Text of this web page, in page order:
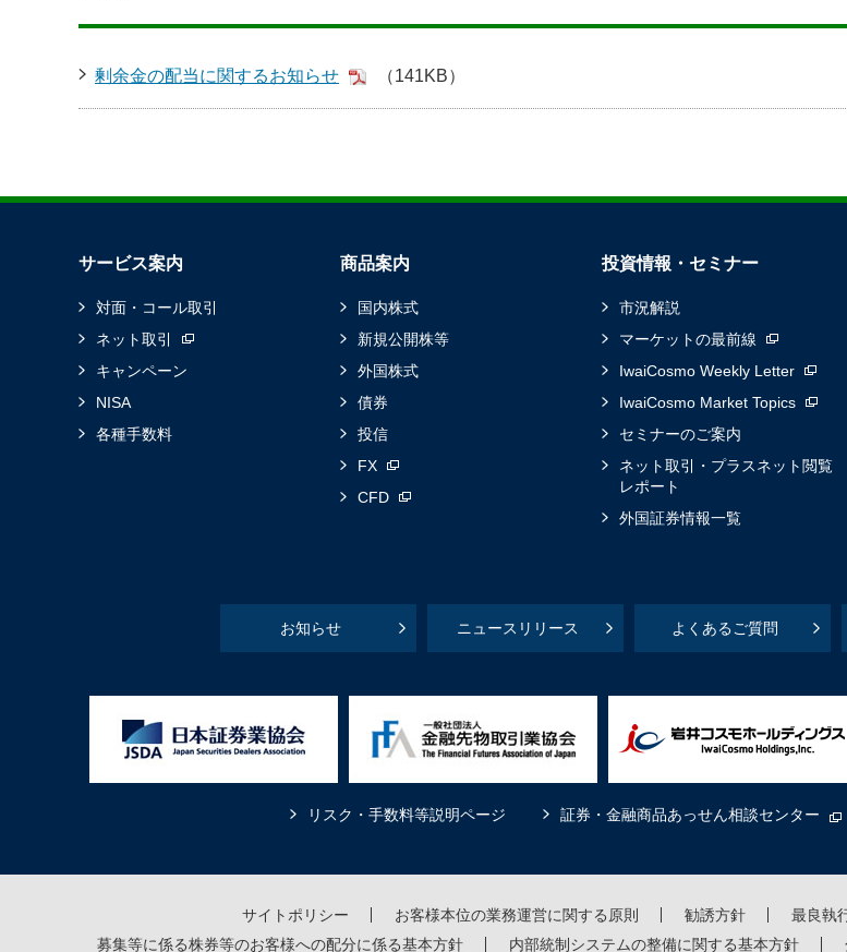
剰余金の配当に関するお知らせ （141KB）
サービス案内
対面・コール取引
ネット取引
キャンペーン
NISA
各種手数料
商品案内
国内株式
新規公開株等
外国株式
債券
投信
FX
CFD
投資情報・セミナー
市況解説
マーケットの最前線
IwaiCosmo Weekly Letter
IwaiCosmo Market Topics
セミナーのご案内
ネット取引・プラスネット閲覧
レポート
外国証券情報一覧
お知らせ ニュースリリース よくあるご質問
リスク・手数料等説明ページ 証券・金融商品あっせん相談センター
サイトポリシー お客様本位の業務運営に関する原則 勧誘方針 最良執
募集等に係る株券等のお客様への配分に係る基本方針
内部統制システムの整備に関する基本方針